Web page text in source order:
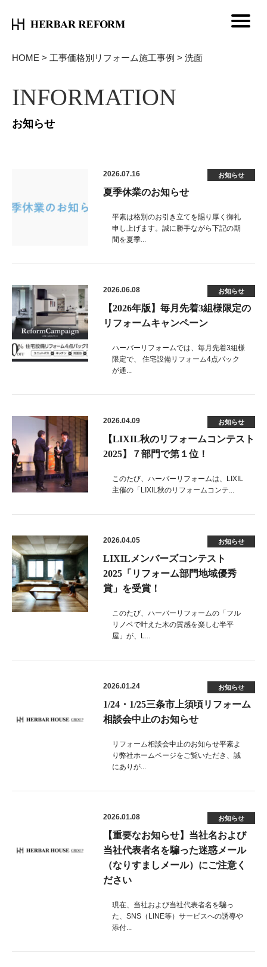
HOME > 工事価格別リフォーム施工事例 > 洗面
INFORMATION
お知らせ
2026.07.16 お知らせ
夏季休業のお知らせ
平素は格別のお引き立てを賜り厚く御礼
申し上げます。誠に勝手ながら下記の期
間を夏季...
2026.06.08 お知らせ
【2026年版】毎月先着3組様限定の
リフォームキャンペーン
ハーバーリフォームでは、毎月先着3組様
限定で、 住宅設備リフォーム4点パック
が通...
2026.04.09 お知らせ
【LIXIL秋のリフォームコンテスト
2025】７部門で第１位！
このたび、ハーバーリフォームは、LIXIL
主催の「LIXIL秋のリフォームコンテ...
2026.04.05 お知らせ
LIXILメンバーズコンテスト
2025「リフォーム部門地域優秀
賞」を受賞！
このたび、ハーバーリフォームの「フル
リノベで叶えた木の質感を楽しむ半平
屋」が、L...
2026.01.24 お知らせ
1/24・1/25三条市上須頃リフォーム
相談会中止のお知らせ
リフォーム相談会中止のお知らせ平素よ
り弊社ホームページをご覧いただき、誠
にありが...
2026.01.08 お知らせ
【重要なお知らせ】当社名および
当社代表者名を騙った迷惑メール
（なりすましメール）にご注意く
ださい
現在、当社および当社代表者名を騙っ
た、SNS（LINE等）サービスへの誘導や
添付...